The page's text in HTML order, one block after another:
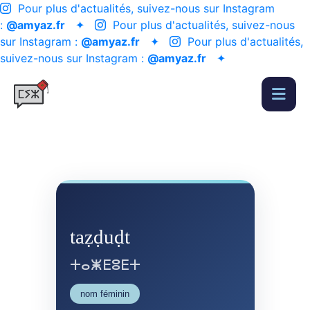
Pour plus d'actualités, suivez-nous sur Instagram
: @amyaz.fr ✦
Pour plus d'actualités, suivez-nous
sur Instagram : @amyaz.fr ✦
Pour plus d'actualités,
suivez-nous sur Instagram : @amyaz.fr ✦
taẓḍuḍt
ⵜⴰⵥⴹⵓⴹⵜ
nom féminin